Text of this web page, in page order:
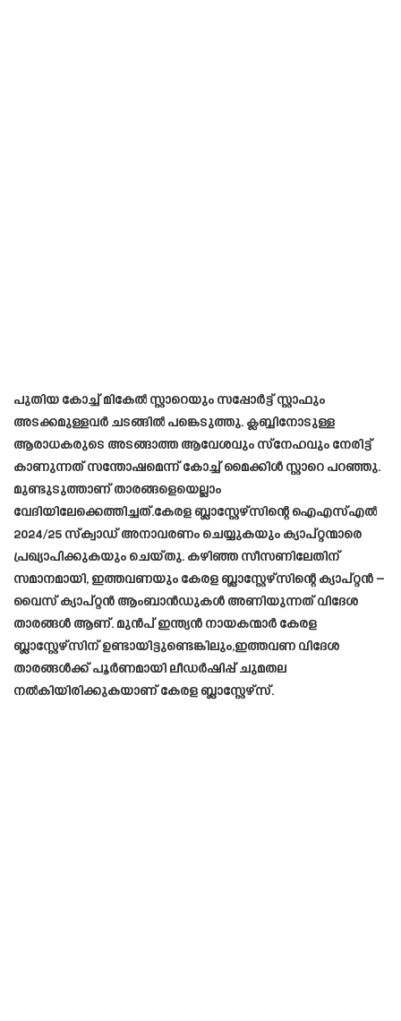
പുതിയ കോച്ച് മികേല്‍ സ്റ്റാറെയും സപ്പോര്‍ട്ട് സ്റ്റാഫും
അടക്കമുള്ളവർ ചടങ്ങിൽ പങ്കെടുത്തു. ക്ലബ്ബിനോടുള്ള
ആരാധകരുടെ അടങ്ങാത്ത ആവേശവും സ്നേഹവും നേരിട്ട്
കാണുന്നത് സന്തോഷമെന്ന് കോച്ച് മൈക്കിള്‍ സ്റ്റാറെ പറഞ്ഞു.
മുണ്ടുടുത്താണ് താരങ്ങളെയെല്ലാം
വേദിയിലേക്കെത്തിച്ചത്.കേരള ബ്ലാസ്റ്റേഴ്സിന്റെ ഐഎസ്എൽ
2024/25 സ്‌ക്വാഡ് അനാവരണം ചെയ്യുകയും ക്യാപ്റ്റന്മാരെ
പ്രഖ്യാപിക്കുകയും ചെയ്തു. കഴിഞ്ഞ സീസണിലേതിന്
സമാനമായി, ഇത്തവണയും കേരള ബ്ലാസ്റ്റേഴ്സിന്റെ ക്യാപ്റ്റൻ –
വൈസ് ക്യാപ്റ്റൻ ആംബാൻഡുകൾ അണിയുന്നത് വിദേശ
താരങ്ങൾ ആണ്. മുൻപ് ഇന്ത്യൻ നായകന്മാർ കേരള
ബ്ലാസ്റ്റേഴ്സിന് ഉണ്ടായിട്ടുണ്ടെങ്കിലും,ഇത്തവണ വിദേശ
താരങ്ങൾക്ക് പൂർണമായി ലീഡർഷിപ്പ് ചുമതല
നൽകിയിരിക്കുകയാണ് കേരള ബ്ലാസ്റ്റേഴ്സ്.